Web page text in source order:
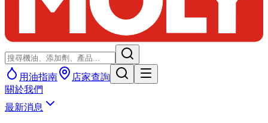
用油指南
店家查詢
關於我們
最新消息